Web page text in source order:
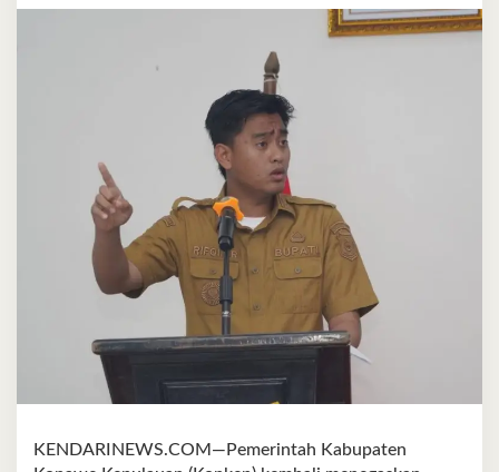
Kemiskinan
Konawe
Kepulauan
KENDARINEWS.COM—Pemerintah Kabupaten